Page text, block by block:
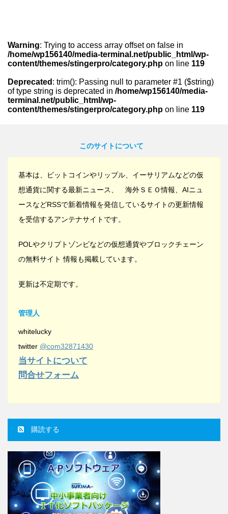
Warning: Trying to access array offset on false in
/home/wp156140/media-terminal.net/public_html/wp-
content/themes/stingerpro/category.php on line 119
Deprecated : trim(): Passing null to parameter #1 ($string)
of type string is deprecated in /home/wp156140/media-
terminal.net/public_html/wp-
content/themes/stingerpro/category.php on line 119
このサイトについて
基本は、ビットコインやリップル、イーサリアムなどの仮
想通貨に関する最新ニュース、 海外ＳＥＯ情報、AIニュ
ースなどRSSで新着情報を発信しているサイトの更新情報
を受信するアンテナサイトです。
POLやクリプトゾンビなどの仮想通貨やブロックチェーン
の無料サイト 情報も掲載しています。
更新は不定期です。
管理人
whitelucky
twitter @com32871430
当サイトについて
問合せフォーム
購読する